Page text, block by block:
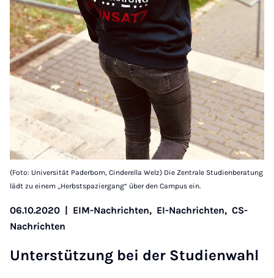
(Foto: Universität Paderborn, Cinderella Welz) Die Zentrale Studienberatung
lädt zu einem „Herbstspaziergang“ über den Campus ein.
06.10.2020 EIM-Nachrichten, EI-Nachrichten, CS-
Nachrichten
Un­ter­stüt­zung bei der Stu­dien­wahl